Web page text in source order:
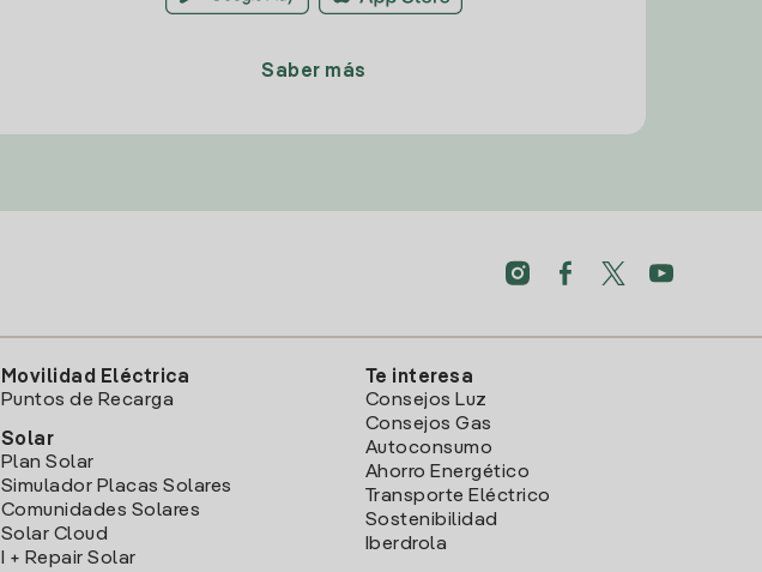
Saber más
Movilidad Eléctrica
Puntos de Recarga
Solar
Plan Solar
Simulador Placas Solares
Comunidades Solares
Solar Cloud
I + Repair Solar
Te interesa
Consejos Luz
Consejos Gas
Autoconsumo
Ahorro Energético
Transporte Eléctrico
Sostenibilidad
Iberdrola